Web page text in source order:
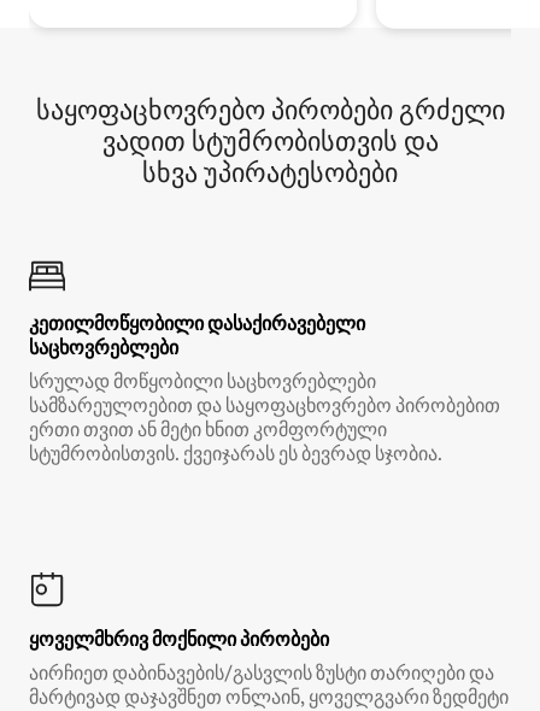
საყოფაცხოვრებო პირობები გრძელი
ვადით სტუმრობისთვის და
სხვა უპირატესობები
კეთილმოწყობილი დასაქირავებელი
საცხოვრებლები
სრულად მოწყობილი საცხოვრებლები
სამზარეულოებით და საყოფაცხოვრებო პირობებით
ერთი თვით ან მეტი ხნით კომფორტული
სტუმრობისთვის. ქვეიჯარას ეს ბევრად სჯობია.
ყოველმხრივ მოქნილი პირობები
აირჩიეთ დაბინავების/გასვლის ზუსტი თარიღები და
მარტივად დაჯავშნეთ ონლაინ, ყოველგვარი ზედმეტი